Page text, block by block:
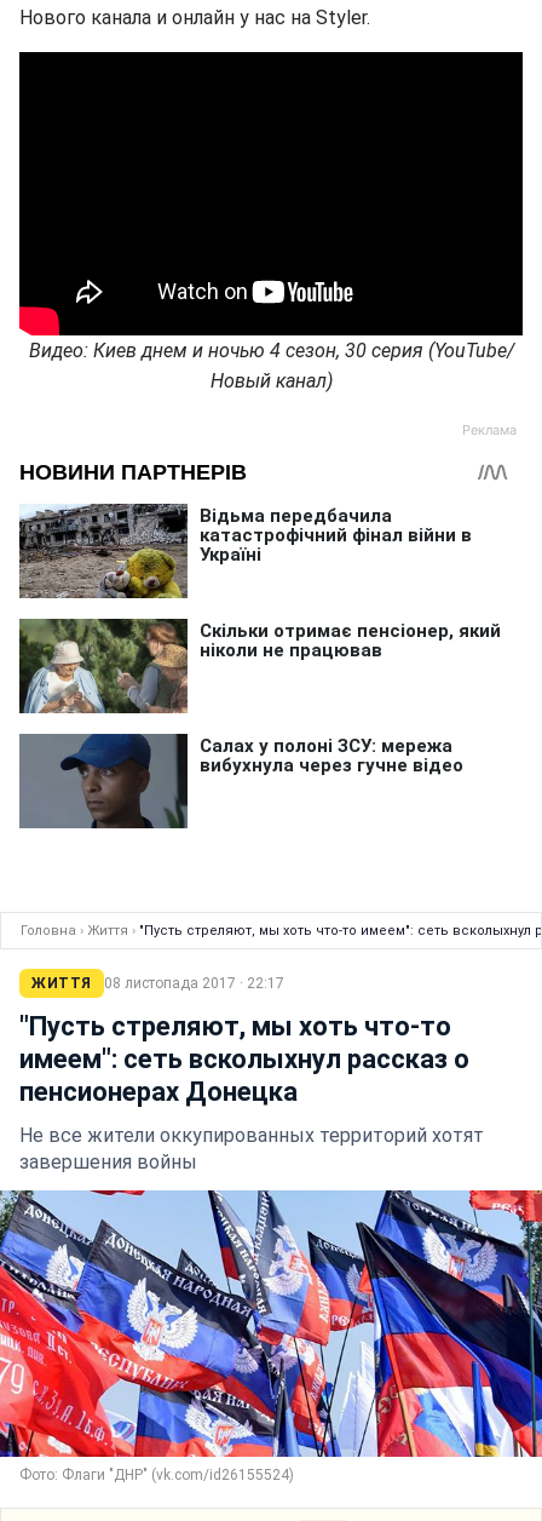
Нового канала и онлайн у нас на Styler.
Видео: Киев днем и ночью 4 сезон, 30 серия (YouTube/
Новый канал)
Головна › Життя › "Пусть стреляют, мы хоть что-то имеем": сеть
ЖИТТЯ 08 листопада 2017 · 22:17
"Пусть стреляют, мы хоть что-то
имеем": сеть всколыхнул рассказ о
пенсионерах Донецка
Не все жители оккупированных территорий хотят
завершения войны
Фото: Флаги "ДНР" (vk.com/id26155524)